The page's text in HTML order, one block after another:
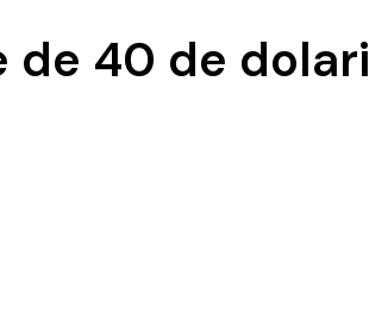
de 40 de dolari